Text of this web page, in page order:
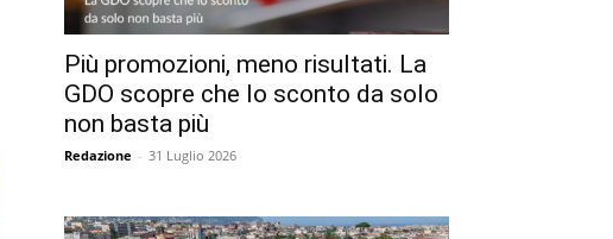
Più promozioni, meno risultati. La
GDO scopre che lo sconto da solo
non basta più
Redazione - 31 Luglio 2026